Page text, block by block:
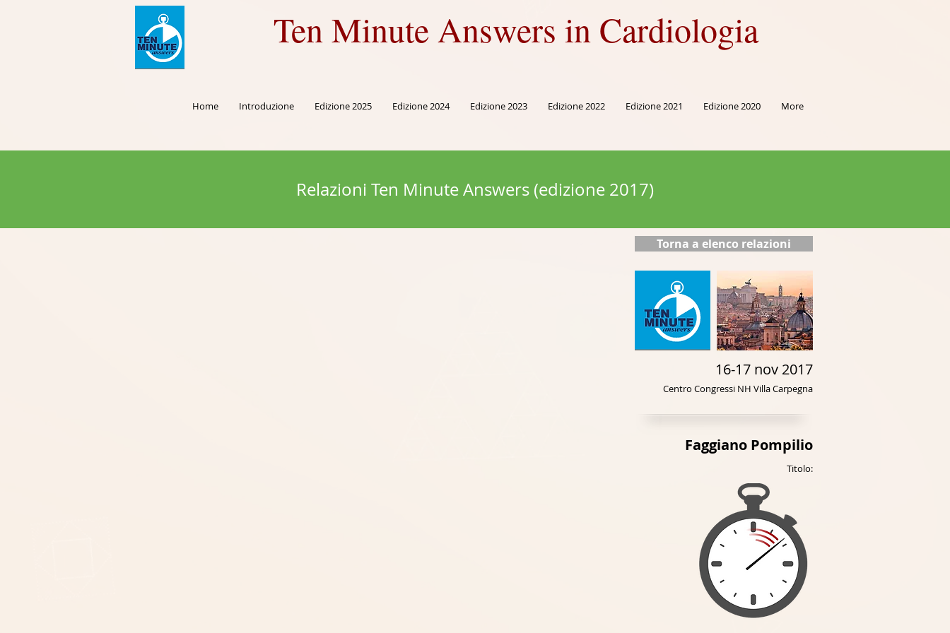
Ten Minute Answers in Cardiologia
Home Introduzione Edizione 2025 Edizione 2024 Edizione 2023 Edizione 2022 Edizione 2021 Edizione 2020 More
Relazioni Ten Minute Answers (edizione 2017)
Faggiano Pompilio
Titolo:
16-17 nov 2017
Torna a elenco relazioni
Centro Congressi NH Villa Carpegna